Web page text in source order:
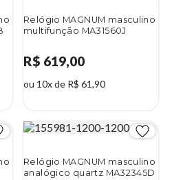
Relógio MAGNUM masculino
multifunção MA31560J
R$ 619,00
ou 10x de R$ 61,90
Relógio MAGNUM masculino
analógico quartz MA32345D